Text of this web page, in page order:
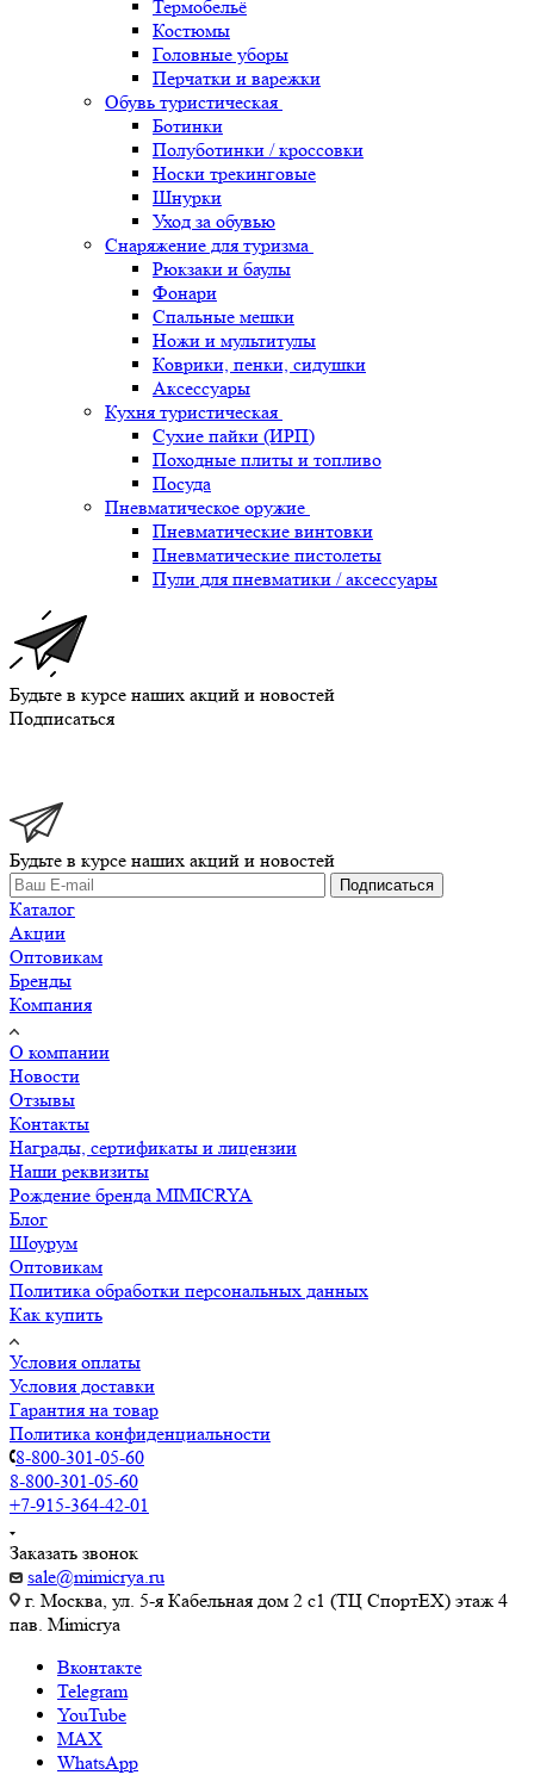
Термобельё
Костюмы
Головные уборы
Перчатки и варежки
Обувь туристическая
Ботинки
Полуботинки / кроссовки
Носки трекинговые
Шнурки
Уход за обувью
Снаряжение для туризма
Рюкзаки и баулы
Фонари
Спальные мешки
Ножи и мультитулы
Коврики, пенки, сидушки
Аксессуары
Кухня туристическая
Сухие пайки (ИРП)
Походные плиты и топливо
Посуда
Пневматическое оружие
Пневматические винтовки
Пневматические пистолеты
Пули для пневматики / аксессуары
Будьте в курсе наших акций и новостей
Подписаться
Будьте в курсе наших акций и новостей
Подписаться
Каталог
Акции
Оптовикам
Бренды
Компания
О компании
Новости
Отзывы
Контакты
Награды, сертификаты и лицензии
Наши реквизиты
Рождение бренда MIMICRYA
Блог
Шоурум
Оптовикам
Политика обработки персональных данных
Как купить
Условия оплаты
Условия доставки
Гарантия на товар
Политика конфиденциальности
8-800-301-05-60
8-800-301-05-60
+7-915-364-42-01
Заказать звонок
sale@mimicrya.ru
г. Москва, ул. 5-я Кабельная дом 2 с1 (ТЦ СпортEX) этаж 4
пав. Mimicrya
Вконтакте
Telegram
YouTube
MAX
WhatsApp